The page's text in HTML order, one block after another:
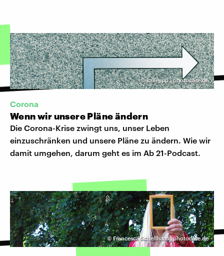
©kallejipp | photocase.de
Corona
Wenn wir unsere Pläne ändern
Die Corona-Krise zwingt uns, unser Leben
einzuschränken und unsere Pläne zu ändern. Wie wir
damit umgehen, darum geht es im Ab 21-Podcast.
©Francesca Schellhaas | photocase.de